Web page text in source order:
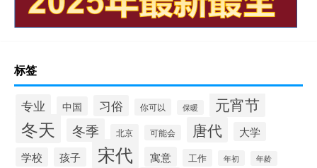
标签
专业 中国 习俗 你可以 保暖 元宵节
冬天 冬季 北京 可能会 唐代
大学
学校
孩子 宋代 寓意 工作 年初 年龄